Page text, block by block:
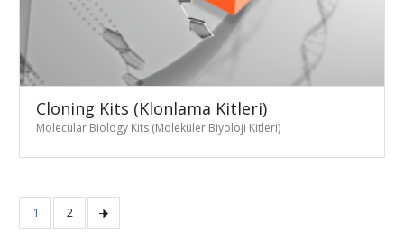
Cloning Kits (Klonlama Kitleri)
Molecular Biology Kits (Moleküler Biyoloji Kitleri)
1 2